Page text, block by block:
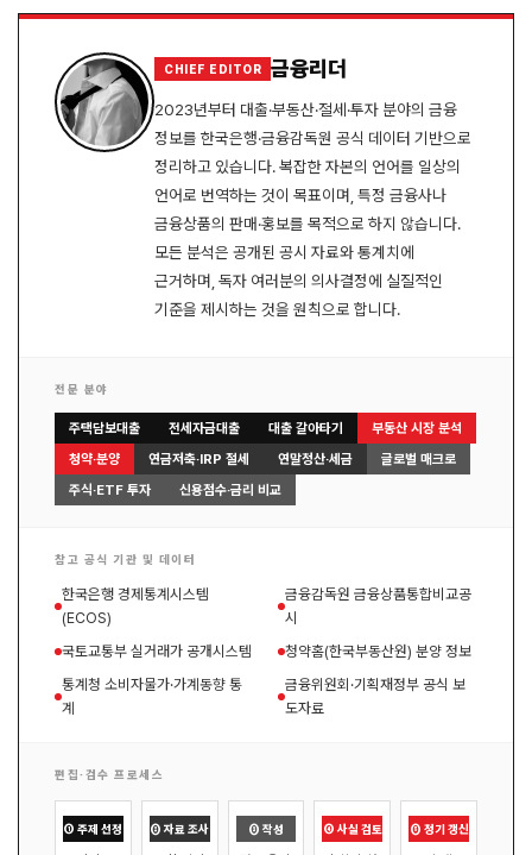
CHIEF EDITOR 금융리더
2023년부터 대출·부동산·절세·투자 분야의 금융
정보를 한국은행·금융감독원 공식 데이터 기반으로
정리하고 있습니다. 복잡한 자본의 언어를 일상의
언어로 번역하는 것이 목표이며, 특정 금융사나
금융상품의 판매·홍보를 목적으로 하지 않습니다.
모든 분석은 공개된 공시 자료와 통계치에
근거하며, 독자 여러분의 의사결정에 실질적인
기준을 제시하는 것을 원칙으로 합니다.
전문 분야
주택담보대출 전세자금대출 대출 갈아타기
부동산 시장 분석
청약·분양
연금저축·IRP 절세 연말정산·세금
글로벌 매크로
주식·ETF 투자
신용점수·금리 비교
참고 공식 기관 및 데이터
한국은행 경제통계시스템
(ECOS)
금융감독원 금융상품통합비교공
시
국토교통부 실거래가 공개시스템
청약홈(한국부동산원) 분양 정보
통계청 소비자물가·가계동향 통
계
금융위원회·기획재정부 공식 보
도자료
편집·검수 프로세스
① 주제 선정 ② 자료 조사 ③ 작성 ④ 사실 검토 ⑤ 정기 갱신